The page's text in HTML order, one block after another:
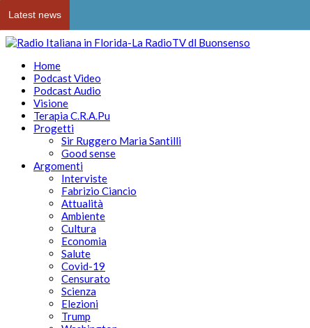
Latest news
Home
Podcast Video
Podcast Audio
Visione
Terapia C.R.A.Pu
Progetti
Sir Ruggero Maria Santilli
Good sense
Argomenti
Interviste
Fabrizio Ciancio
Attualità
Ambiente
Cultura
Economia
Salute
Covid-19
Censurato
Scienza
Elezioni
Trump